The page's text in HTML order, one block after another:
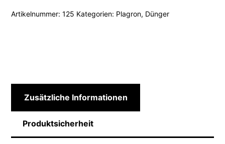
Artikelnummer:125 Kategorien: Plagron, Dünger
Zusätzliche Informationen
Produktsicherheit